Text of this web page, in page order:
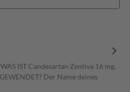
IST Candesartan Zentiva 16 mg,
Der Name deines